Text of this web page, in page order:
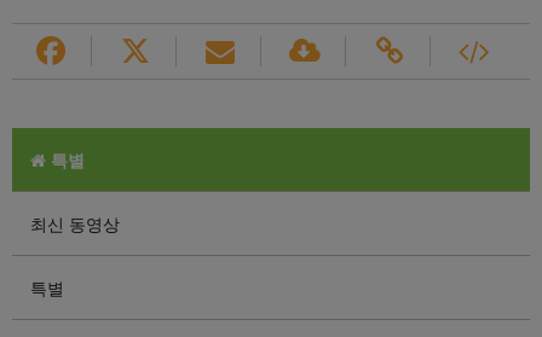
특별
최신 동영상
특별